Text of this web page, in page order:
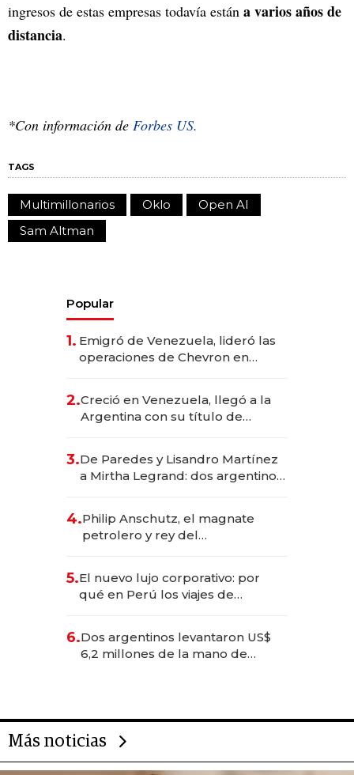
ingresos de estas empresas todavía están a varios años de
distancia.
*Con información de Forbes US.
TAGS
Multimillonarios Oklo
Open AI
Sam Altman
Popular
1. Emigró de Venezuela, lideró las
operaciones de Chevron en
2.Creció en Venezuela, llegó a la
Argentina con su título de
las marcas "fast premium"
3.De Paredes y Lisandro Martínez
a Mirtha Legrand: dos argentinos
4.Philip Anschutz, el magnate
petrolero y rey del
Fénix
5.El nuevo lujo corporativo: por
qué en Perú los viajes de
para convertirse en experiencias
transformadoras
6.Dos argentinos levantaron US$
6,2 millones de la mano de
Más noticias